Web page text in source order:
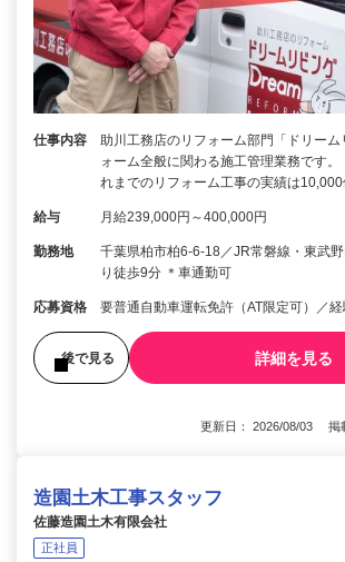
仕事内容
助川工務店のリフォーム部門「ドリーム
ォーム全般に関わる施工管理業務です。
れまでのリフォーム工事の実績は
給与 月給239,000円～400,000円
勤務地
千葉県柏市柏6-6-18／JR常磐線・東武
り徒歩9分 ＊車通勤可
応募資格 要普通自動車運転免許（AT限定可）／
後で見る 詳細を見る
更新日： 2026/08/03 掲
造園土木工事スタッフ
佐藤造園土木有限会社
正社員